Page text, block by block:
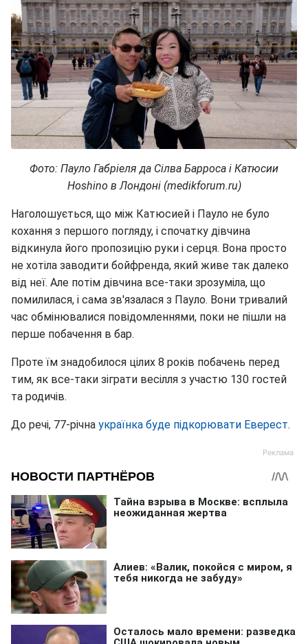
Фото: Пауло Габріеля да Сілва Барроса і Катюсии
Hoshino в Лондоні (medikforum.ru)
Наголошується, що між Катюсией і Пауло не було
кохання з першого погляду, і спочатку дівчина
відкинула його пропозицію руки і серця. Вона просто
не хотіла заводити бойфренда, який живе так далеко
від неї. Але потім дівчина все-таки зрозуміла, що
помилилася, і сама зв'язалася з Пауло. Вони тривалий
час обмінювалися повідомленнями, поки не пішли на
перше побачення в бар.
Проте їм знадобилося цілих 8 років побачень перед
тим, як все-таки зіграти весілля з участю 130 гостей
та родичів.
До речі, 77-річна українка буде підкорювати Еверест.